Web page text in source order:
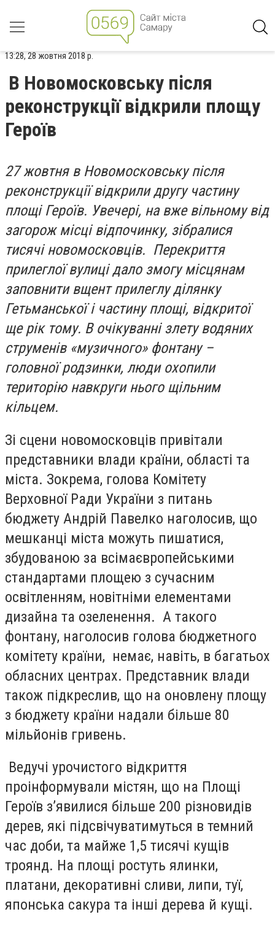
13:28, 28 жовтня 2018 р.
В Новомосковську після
реконструкції відкрили площу
Героїв
27 жовтня в Новомосковську після
реконструкції відкрили другу частину
площі Героїв. Увечері, на вже вільному від
загорож місці відпочинку, зібралися
тисячі новомосковців. Перекриття
прилеглої вулиці дало змогу місцянам
заповнити вщент прилеглу ділянку
Гетьманської і частину площі, відкритої
ще рік тому. В очікуванні злету водяних
струменів «музичного» фонтану –
головної родзинки, люди охопили
територію навкруги нього щільним
кільцем.
Зі сцени новомосковців привітали
представники влади країни, області та
міста. Зокрема, голова Комітету
Верховної Ради України з питань
бюджету Андрій Павелко наголосив, що
мешканці міста можуть пишатися,
збудованою за всімаєвропейськими
стандартами площею з сучасним
освітленням, новітніми елементами
дизайна та озеленення. А такого
фонтану, наголосив голова бюджетного
комітету країни, немає, навіть, в багатьох
обласних центрах. Представник влади
також підкреслив, що на оновлену площу
з бюджету країни надали більше 80
мільйонів гривень.
Ведучі урочистого відкриття
проінформували містян, що на Площі
Героїв з’явилися більше 200 різновидів
дерев, які підсвічуватимуться в темний
час доби, та майже 1,5 тисячі кущів
троянд. На площі ростуть ялинки,
платани, декоративні сливи, липи, туї,
японська сакура та інші дерева й кущі.